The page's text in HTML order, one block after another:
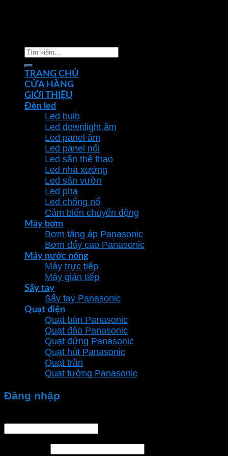
Tìm
kiếm:
TRANG CHỦ
CỬA HÀNG
GIỚI THIỆU
Đèn led
Led bulb
Led downlight âm
Led panel âm
Led panel nổi
Led sân thể thao
Led nhà xưởng
Led sân vườn
Led pha
Led chống nổ
Cảm biến chuyển động
Máy bơm
Bơm tăng áp Panasonic
Bơm đẩy cao Panasonic
Máy nước nóng
Máy trực tiếp
Máy gián tiếp
Sấy tay
Sấy tay Panasonic
Quạt điện
Quạt bàn Panasonic
Quạt đảo Panasonic
Quạt đứng Panasonic
Quạt hút Panasonic
Quạt trần
Quạt tường Panasonic
Đăng nhập